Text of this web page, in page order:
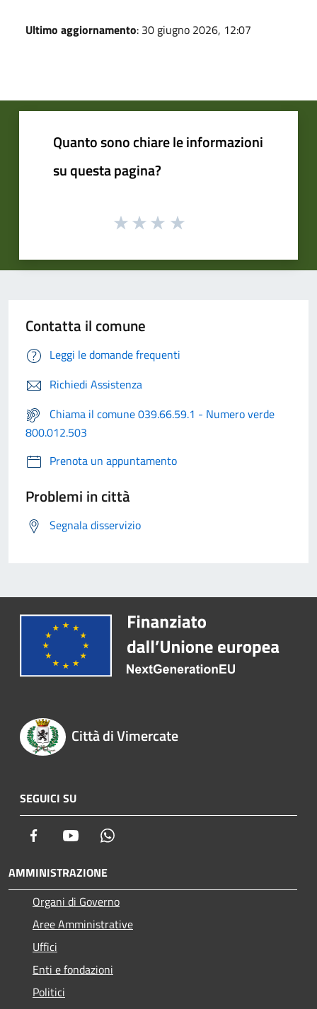
Ultimo aggiornamento: 30 giugno 2026, 12:07
Quanto sono chiare le informazioni
su questa pagina?
Contatta il comune
Leggi le domande frequenti
Richiedi Assistenza
Chiama il comune 039.66.59.1 - Numero verde
800.012.503
Prenota un appuntamento
Problemi in città
Segnala disservizio
Città di Vimercate
SEGUICI SU
Facebook Youtube
AMMINISTRAZIONE
Organi di Governo
Aree Amministrative
Uffici
Enti e fondazioni
Politici